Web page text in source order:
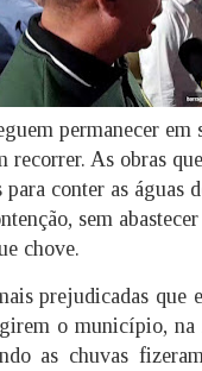
permanecer
recorrer. As obras
conter as
sem
chove.
prejudicadas que
o município,
as chuvas